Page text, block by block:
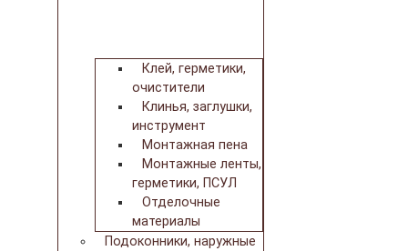
Клей, герметики,
очистители
Клинья, заглушки,
инструмент
Монтажная пена
Монтажные ленты,
герметики, ПСУЛ
Отделочные
материалы
Подоконники, наружные